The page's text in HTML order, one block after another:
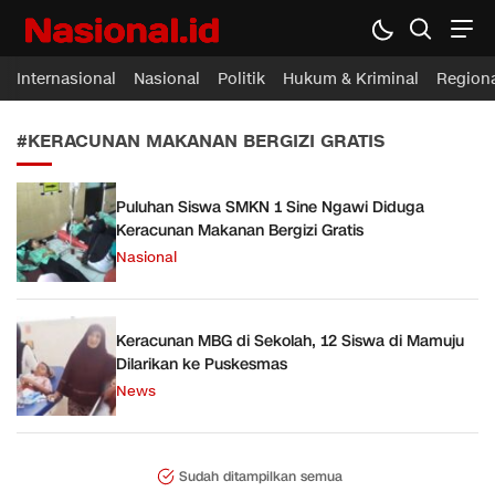
Nasional.id
Membawa Inspirasi Untuk Indonesia
Internasional Nasional Politik Hukum & Kriminal
#KERACUNAN MAKANAN BERGIZI GRATIS
Puluhan Siswa SMKN 1 Sine Ngawi Diduga
Keracunan Makanan Bergizi Gratis
Nasional
Keracunan MBG di Sekolah, 12 Siswa di Mamuju
Dilarikan ke Puskesmas
News
Sudah ditampilkan semua